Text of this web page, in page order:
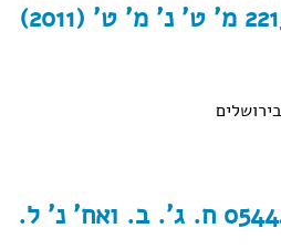
בש"א (י-ם) 054445/08 ח. ג'. ב. ואח' נ' ל.